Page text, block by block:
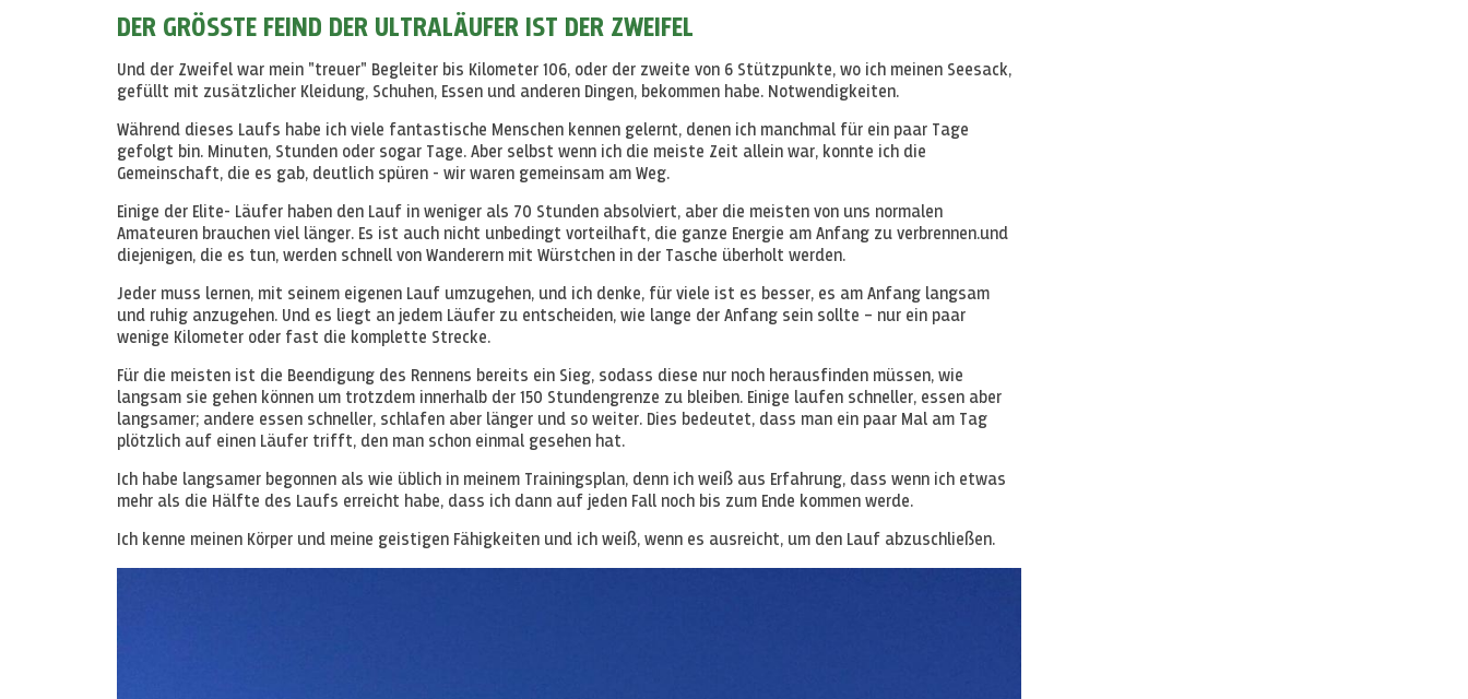
DER GRÖSSTE FEIND DER ULTRALÄUFER IST DER ZWEIFEL
Und der Zweifel war mein "treuer" Begleiter bis Kilometer 106, oder der zweite von 6 Stützpunkte, wo ich meinen Seesack,
gefüllt mit zusätzlicher Kleidung, Schuhen, Essen und anderen Dingen, bekommen habe. Notwendigkeiten.
Während dieses Laufs habe ich viele fantastische Menschen kennen gelernt, denen ich manchmal für ein paar Tage
gefolgt bin. Minuten, Stunden oder sogar Tage. Aber selbst wenn ich die meiste Zeit allein war, konnte ich die
Gemeinschaft, die es gab, deutlich spüren - wir waren gemeinsam am Weg.
Einige der Elite- Läufer haben den Lauf in weniger als 70 Stunden absolviert, aber die meisten von uns normalen
Amateuren brauchen viel länger. Es ist auch nicht unbedingt vorteilhaft, die ganze Energie am Anfang zu verbrennen.und
diejenigen, die es tun, werden schnell von Wanderern mit Würstchen in der Tasche überholt werden.
Jeder muss lernen, mit seinem eigenen Lauf umzugehen, und ich denke, für viele ist es besser, es am Anfang langsam
und ruhig anzugehen. Und es liegt an jedem Läufer zu entscheiden, wie lange der Anfang sein sollte – nur ein paar
wenige Kilometer oder fast die komplette Strecke.
Für die meisten ist die Beendigung des Rennens bereits ein Sieg, sodass diese nur noch herausfinden müssen, wie
langsam sie gehen können um trotzdem innerhalb der 150 Stundengrenze zu bleiben. Einige laufen schneller, essen aber
langsamer; andere essen schneller, schlafen aber länger und so weiter. Dies bedeutet, dass man ein paar Mal am Tag
plötzlich auf einen Läufer trifft, den man schon einmal gesehen hat.
Ich habe langsamer begonnen als wie üblich in meinem Trainingsplan, denn ich weiß aus Erfahrung, dass wenn ich etwas
mehr als die Hälfte des Laufs erreicht habe, dass ich dann auf jeden Fall noch bis zum Ende kommen werde.
Ich kenne meinen Körper und meine geistigen Fähigkeiten und ich weiß, wenn es ausreicht, um den Lauf abzuschließen.